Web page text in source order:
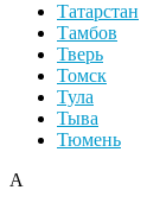
Татарстан
Тамбов
Тверь
Томск
Тула
Тыва
Тюмень
А